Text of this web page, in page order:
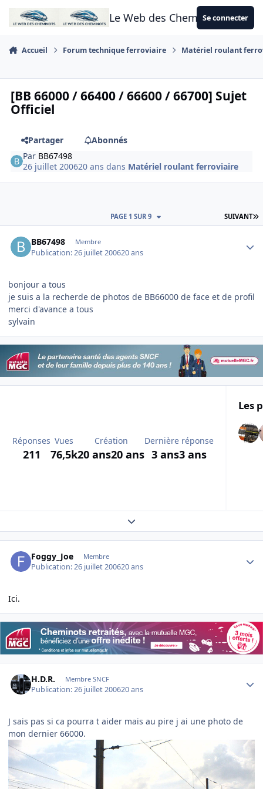
Aller au contenu
Le Web des CheminotsSe connecter
Accueil Forum technique ferroviaire Matériel roulant
[BB 66000 / 66400 / 66600 / 66700] Sujet
Officiel
Partager
Abonnés
Par BB67498
26 juillet 200620 ans dans Matériel roulant ferroviaire
SUIVANT
PAGE 1 SUR 9
BB67498 Membre
Publication:26 juillet 200620 ans
bonjour a tous
je suis a la recherde de photos de BB66000 de face et de profil
merci d'avance a tous
sylvain
Réponses
211
Vues
76,5k
Création
20 ans20 ans
Dernière réponse
3 ans3 ans
Les
Expand topic overview
Foggy_Joe Membre
Publication:26 juillet 200620 ans
Ici.
H.D.R. Membre SNCF
Publication:26 juillet 200620 ans
J sais pas si ca pourra t aider mais au pire j ai une photo de
mon dernier 66000.